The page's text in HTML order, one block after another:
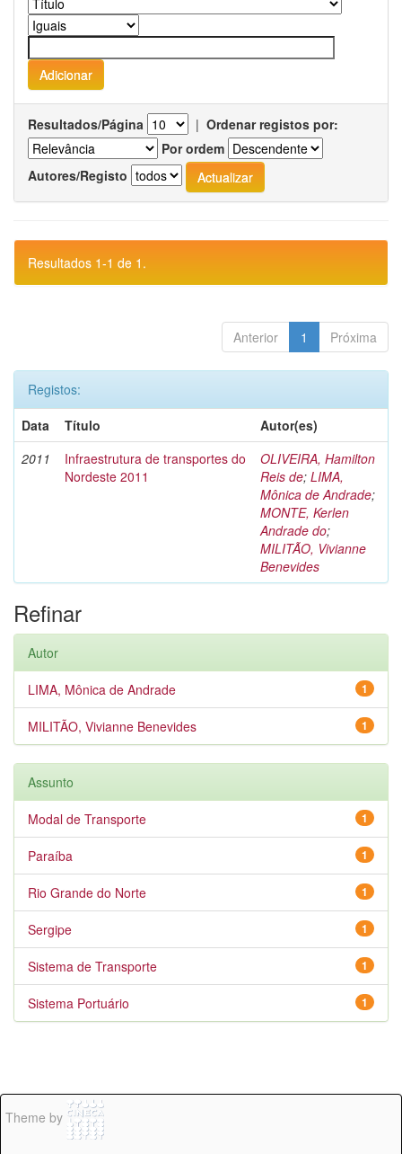
Resultados/Página | Ordenar registos por:
Por ordem
Autores/Registo
Resultados 1-1 de 1.
Anterior 1 Próxima
Registos:
Data
Título
Autor(es)
2011
Infraestrutura de transportes do
Nordeste 2011
OLIVEIRA, Hamilton
Reis de; LIMA,
Mônica de Andrade;
MONTE, Kerlen
Andrade do;
MILITÃO, Vivianne
Benevides
Refinar
Autor
1
LIMA, Mônica de Andrade
1
MILITÃO, Vivianne Benevides
Assunto
1
Modal de Transporte
1
Paraíba
1
Rio Grande do Norte
1
Sergipe
1
Sistema de Transporte
1
Sistema Portuário
Theme by